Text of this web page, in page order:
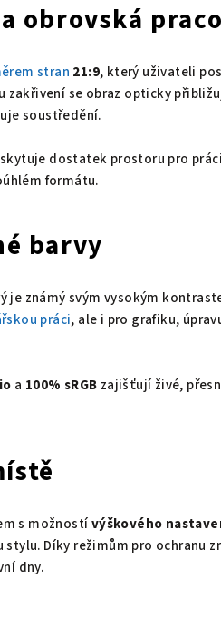
obrovská
stran 21:9, který uživateli
zakřivení se obraz opticky
soustředění.
dostatek prostoru pro
formátu.
barvy
je známý svým vysokým
práci, ale i pro grafiku,
a 100% sRGB zajišťují živé,
s možnostívýškového
Díky režimům pro ochranu
dny.